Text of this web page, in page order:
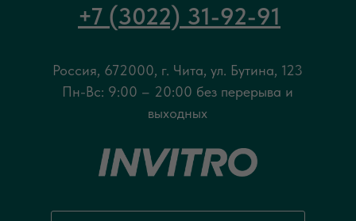
Россия, 672000, г. Чита, ул. Бутина, 123
Пн-Вс: 9:00 – 20:00 без перерыва и
выходных
+7 (3022) 31-92-91